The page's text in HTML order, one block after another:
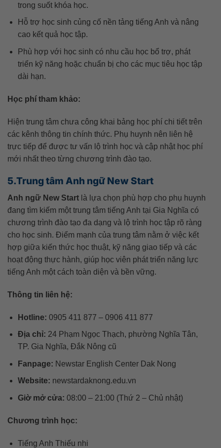
trong suốt khóa học.
Hỗ trợ học sinh củng cố nền tảng tiếng Anh và nâng
cao kết quả học tập.
Phù hợp với học sinh có nhu cầu học bổ trợ, phát
triển kỹ năng hoặc chuẩn bị cho các mục tiêu học tập
dài hạn.
Học phí tham khảo:
Hiện trung tâm chưa công khai bảng học phí chi tiết trên
các kênh thông tin chính thức. Phụ huynh nên liên hệ
trực tiếp để được tư vấn lộ trình học và cập nhật học phí
mới nhất theo từng chương trình đào tạo.
5.Trung tâm Anh ngữ New Start
Anh ngữ New Start là lựa chọn phù hợp cho phụ huynh
đang tìm kiếm một trung tâm tiếng Anh tại Gia Nghĩa có
chương trình đào tạo đa dạng và lộ trình học tập rõ ràng
cho học sinh. Điểm mạnh của trung tâm nằm ở việc kết
hợp giữa kiến thức học thuật, kỹ năng giao tiếp và các
hoạt động thực hành, giúp học viên phát triển năng lực
tiếng Anh một cách toàn diện và bền vững.
Thông tin liên hệ:
Hotline: 0905 411 877 – 0906 411 877
Địa chỉ: 24 Phạm Ngọc Thạch, phường Nghĩa Tân,
TP. Gia Nghĩa, Đắk Nông cũ
Fanpage: Newstar English Center Dak Nong
Website: newstardaknong.edu.vn
Giờ mở cửa: 08:00 – 21:00 (Thứ 2 – Chủ nhật)
Chương trình học:
Tiếng Anh Thiếu nhi